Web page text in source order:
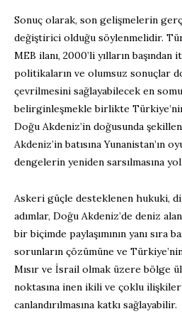
Sonuç olarak, son gelişmelerin
değiştirici olduğu söylenmelidir.
MEB ilanı, 2000’li yılların
politikaların ve olumsuz sonuçlar
çevrilmesini sağlayabilecek en
belirginleşmekle birlikte
Doğu Akdeniz’in doğusunda
Akdeniz’in batısına Yunanistan’ın
dengelerin yeniden sarsılmasına yol
Askeri güçle desteklenen hukuki,
adımlar, Doğu Akdeniz’de deniz
bir biçimde paylaşımının yanı sıra
sorunların çözümüne ve
Mısır ve İsrail olmak üzere bölge
noktasına inen ikili ve çoklu
canlandırılmasına katkı sağlayabilir.